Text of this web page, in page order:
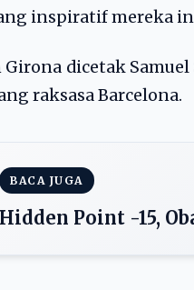
inspiratif mereka
Girona dicetak
raksasa Barcelona.
BACA JUGA
Hidden Point -15,